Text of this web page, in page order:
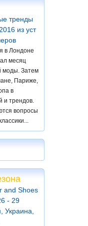
тренды
из уст
в Лондоне
месяц
моды. Затем
Париже,
в
и трендов.
вопросы
and Shoes
- 29
Украина,